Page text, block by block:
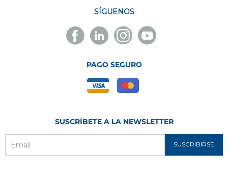
SÍGUENOS
Facebook
Novelec
Linkedin
Novelec
Instagram
Novelec
Youtube
Novelec
PAGO SEGURO
SUSCRÍBETE A LA NEWSLETTER
SUSCRIBIRSE